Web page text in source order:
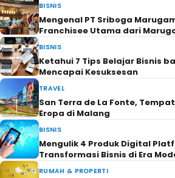
BISNIS
Mengenal PT Sriboga
Franchisee Utama dari
BISNIS
Ketahui 7 Tips Belajar Bisnis
Mencapai Kesuksesan
TRAVEL
San Terra de La Fonte,
Eropa di Malang
BISNIS
Mengulik 4 Produk Digital
Transformasi Bisnis di Era
RUMAH & PROPERTI